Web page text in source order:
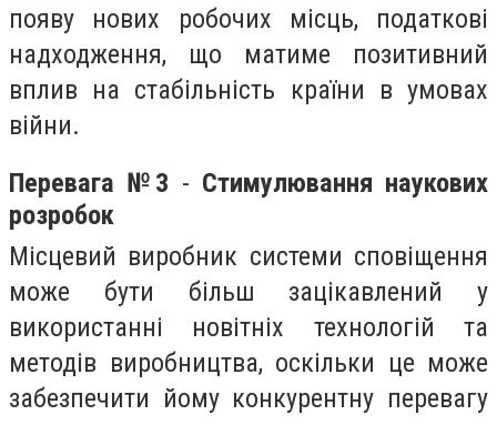
появу нових робочих місць, податкові
надходження, що матиме позитивний
вплив на стабільність країни в умовах
війни.
Перевага №3 - Стимулювання наукових
розробок
Місцевий виробник системи сповіщення
може бути більш зацікавлений у
використанні новітніх технологій та
методів виробництва, оскільки це може
забезпечити йому конкурентну перевагу